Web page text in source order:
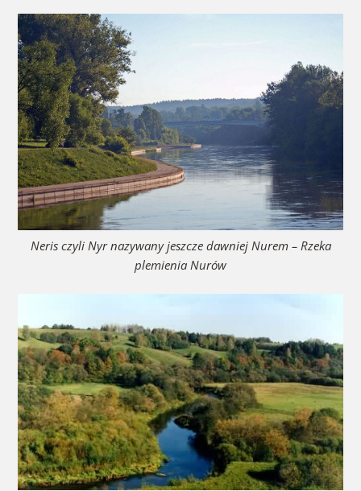
Neris czyli Nyr nazywany jeszcze dawniej Nurem – Rzeka
plemienia Nurów